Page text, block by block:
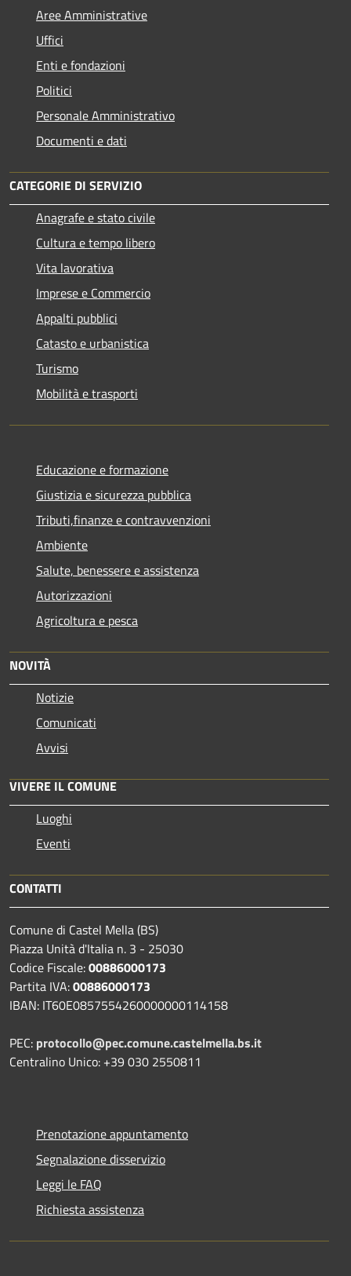
Aree Amministrative
Uffici
Enti e fondazioni
Politici
Personale Amministrativo
Documenti e dati
CATEGORIE DI SERVIZIO
Anagrafe e stato civile
Cultura e tempo libero
Vita lavorativa
Imprese e Commercio
Appalti pubblici
Catasto e urbanistica
Turismo
Mobilità e trasporti
Educazione e formazione
Giustizia e sicurezza pubblica
Tributi,finanze e contravvenzioni
Ambiente
Salute, benessere e assistenza
Autorizzazioni
Agricoltura e pesca
NOVITÀ
Notizie
Comunicati
Avvisi
VIVERE IL COMUNE
Luoghi
Eventi
CONTATTI
Comune di Castel Mella (BS)
Piazza Unità d'Italia n. 3 - 25030
Codice Fiscale:00886000173
Partita IVA:00886000173
IBAN: IT60E0857554260000000114158
PEC: protocollo@pec.comune.castelmella.bs.it
Centralino Unico: +39 030 2550811
Prenotazione appuntamento
Segnalazione disservizio
Leggi le FAQ
Richiesta assistenza